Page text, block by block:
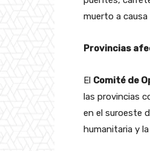
muerto a causa
Provincias
El Comité de
las provincias
en el suroeste
humanitaria y